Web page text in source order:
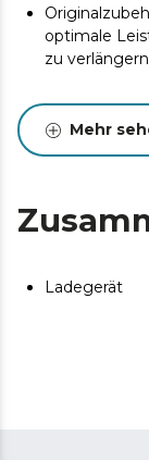
optimale
zu
Mehr
Ladegerät